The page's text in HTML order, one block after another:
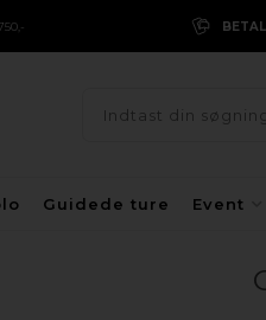
Guidede ture Event